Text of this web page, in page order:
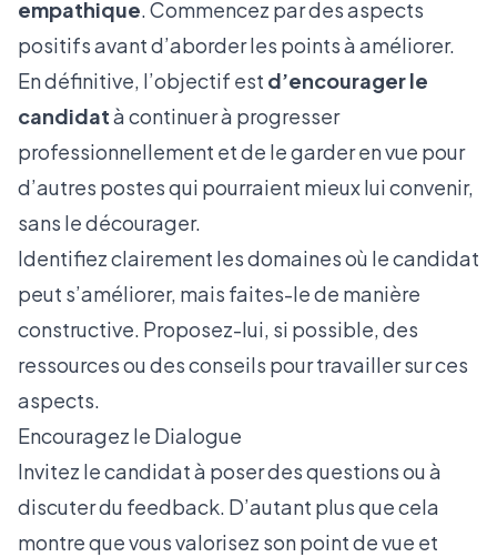
empathique. Commencez par des aspects
positifs avant d’aborder les points à améliorer.
En définitive, l’objectif est d’encourager le
candidatà continuer à progresser
professionnellement et de le garder en vue pour
d’autres postes qui pourraient mieux lui convenir,
sans le décourager.
Identifiez clairement les domaines où le candidat
peut s’améliorer, mais faites-le de manière
constructive. Proposez-lui, si possible, des
ressources ou des conseils pour travailler sur ces
aspects.
Encouragez le Dialogue
Invitez le candidat à poser des questions ou à
discuter du feedback. D’autant plus que cela
montre que vous valorisez son point de vue et